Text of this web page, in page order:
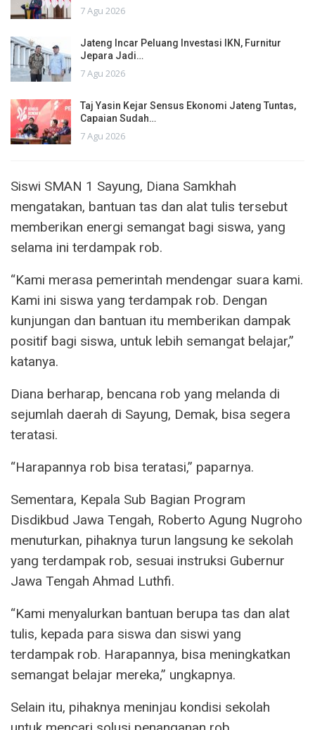
7 Agu 2026
Jateng Incar Peluang Investasi IKN, Furnitur
Jepara Jadi…
7 Agu 2026
Taj Yasin Kejar Sensus Ekonomi Jateng Tuntas,
Capaian Sudah…
7 Agu 2026
Siswi SMAN 1 Sayung, Diana Samkhah
mengatakan, bantuan tas dan alat tulis tersebut
memberikan energi semangat bagi siswa, yang
selama ini terdampak rob.
“Kami merasa pemerintah mendengar suara kami.
Kami ini siswa yang terdampak rob. Dengan
kunjungan dan bantuan itu memberikan dampak
positif bagi siswa, untuk lebih semangat belajar,”
katanya.
Diana berharap, bencana rob yang melanda di
sejumlah daerah di Sayung, Demak, bisa segera
teratasi.
“Harapannya rob bisa teratasi,” paparnya.
Sementara, Kepala Sub Bagian Program
Disdikbud Jawa Tengah, Roberto Agung Nugroho
menuturkan, pihaknya turun langsung ke sekolah
yang terdampak rob, sesuai instruksi Gubernur
Jawa Tengah Ahmad Luthfi.
“Kami menyalurkan bantuan berupa tas dan alat
tulis, kepada para siswa dan siswi yang
terdampak rob. Harapannya, bisa meningkatkan
semangat belajar mereka,” ungkapnya.
Selain itu, pihaknya meninjau kondisi sekolah